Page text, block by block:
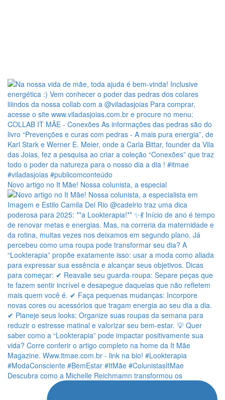
Novo artigo no It Mãe! Nossa colunista, a especial
Descubra como a Michelle Reichmamn transformou os